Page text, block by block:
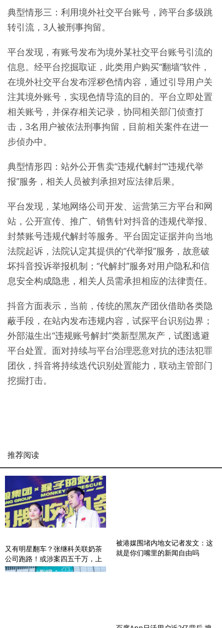
典型情形三：利用境外社交平台账号，跨平台多级跳
转引流，3人被刑事拘留。
平台发现，有账号发布为境外某社交平台账号引流的
信息。经平台挖掘取证，此类用户购买“翻墙”软件，
在境外社交平台发布淫秽色情内容，通过引导用户关
注其境外账号，实现色情导流的目的。平台立即处置
相关账号，并保存相关记录，协同相关部门侦查打
击，3名用户被依法刑事拘留，目前相关案件在进一
步侦办中。
典型情形四：站外公开售卖“违规代解封”“违规代举
报”服务，相关人员被判承担对应法律后果。
平台发现，某地网络公司开发、运营第三方平台和网
站，公开宣传、推广、销售针对抖音的违规代举报、
封禁账号违规代解封等服务。平台固定证据并向当地
法院起诉，法院认定其提供的“代举报”服务，故意破
坏抖音投诉举报机制；“代解封”服务对用户隐私和信
息安全构成隐患，相关人员需承担相应的法律责任。
抖音方面表示，当前，传统的黑灰产团伙借助各类隐
蔽手段，在站内发布违规内容，试探平台识别边界；
外部滋生出“违规账号解封”类新型黑灰产，试图逃避
平台处置。面对持续与平台治理恶意对抗的违法犯罪
团伙，抖音将持续迭代识别处置能力，联动主管部门
挖掘打击。
推荐阅读
又有明星翻车？张继科关联奶茶
公司跑路！或涉案四五千万，上
百人被骗
被港媒围堵内地女记者发文：这
就是你们嘴里的新闻自由吗